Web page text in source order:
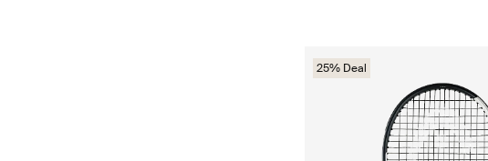
25% Deal